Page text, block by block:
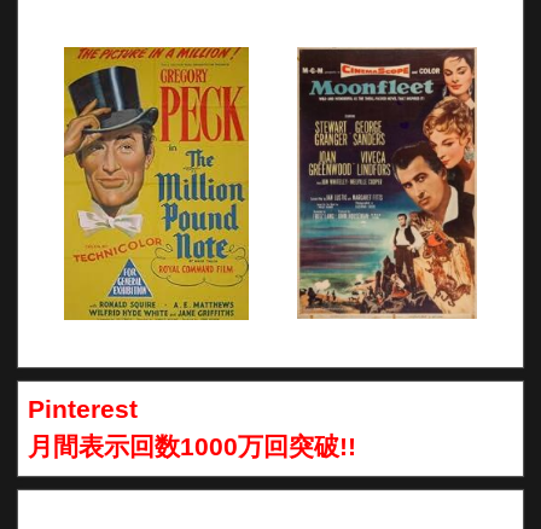
Pinterest
月間表示回数1000万回突破!!